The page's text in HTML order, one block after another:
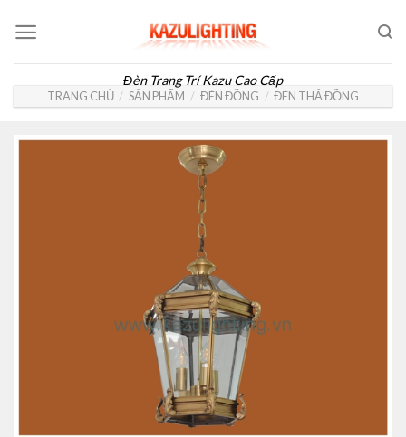
Đèn Trang Trí Kazu Cao Cấp
TRANG CHỦ / SẢN PHẨM / ĐÈN ĐỒNG / ĐÈN THẢ ĐỒNG